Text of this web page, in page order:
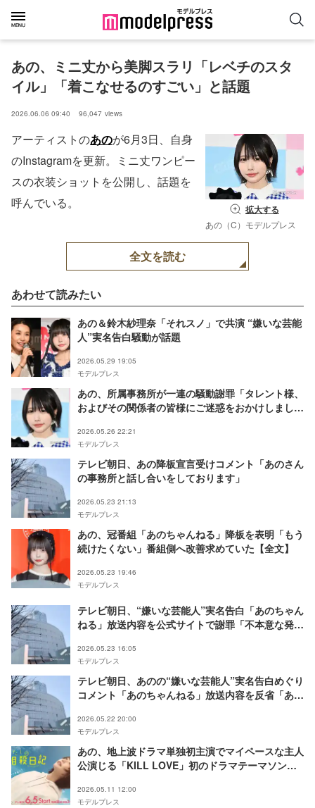
あの、ミニ丈から美脚スラリ「レベチのスタ
イル」「着こなせるのすごい」と話題
2026.06.06 09:40 96,047 views
拡大する
あの（C）モデルプレス
アーティストのあのが6月3日、自身
のInstagramを更新。ミニ丈ワンピー
スの衣装ショットを公開し、話題を
呼んでいる。
全文を読む
あわせて読みたい
あの＆鈴木紗理奈「それスノ」で共演 “嫌いな芸能
人”実名告白騒動が話題
2026.05.29 19:05
モデルプレス
あの、所属事務所が一連の騒動謝罪「タレント様、
およびその関係者の皆様にご迷惑をおかけしまし
2026.05.26 22:21
モデルプレス
テレビ朝日、あの降板宣言受けコメント「あのさん
の事務所と話し合いをしております」
2026.05.23 21:13
モデルプレス
あの、冠番組「あのちゃんねる」降板を表明「もう
続けたくない」番組側へ改善求めていた【全文】
2026.05.23 19:46
モデルプレス
テレビ朝日、“嫌いな芸能人”実名告白「あのちゃん
ねる」放送内容を公式サイトで謝罪「不本意な発言
してしまいました」
2026.05.23 16:05
モデルプレス
テレビ朝日、あのの“嫌いな芸能人”実名告白めぐり
コメント「あのちゃんねる」放送内容を反省「あく
2026.05.22 20:00
モデルプレス
あの、地上波ドラマ単独初主演でマイペースな主人
公演じる「KILL LOVE」初のドラマテーマソング
2026.05.11 12:00
モデルプレス